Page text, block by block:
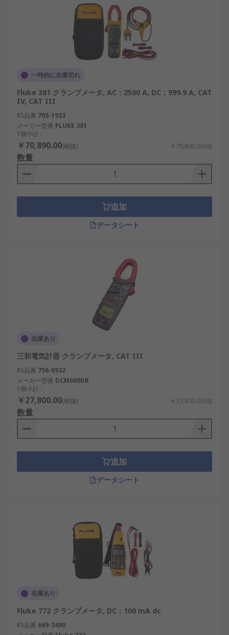
一時的に在庫切れ
Fluke 381 クランプメータ, AC：2500 A, DC：999.9 A, CAT
IV, CAT III
RS品番 705-1923
メーカー型番 FLUKE 381
1個小計：
￥70,890.00(税抜) ￥70,890.00/個
数量
追加
データシート
在庫あり
三和電気計器 クランプメータ, CAT III
RS品番 756-6932
メーカー型番 DCM600DR
1個小計：
￥27,800.00(税抜) ￥27,800.00/個
数量
追加
データシート
在庫あり
Fluke 772 クランプメータ, DC：100 mA dc
RS品番 669-3490